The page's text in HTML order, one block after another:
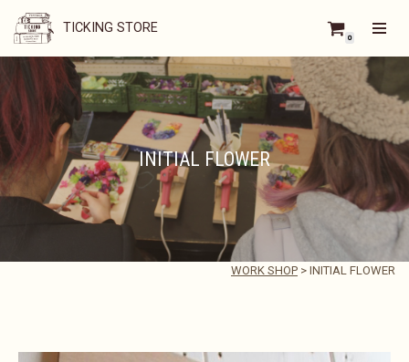
コ
ツ
へ
ス
キ
ッ
TICKING STORE
0
INITIAL FLOWER
WORK SHOP > INITIAL FLOWER